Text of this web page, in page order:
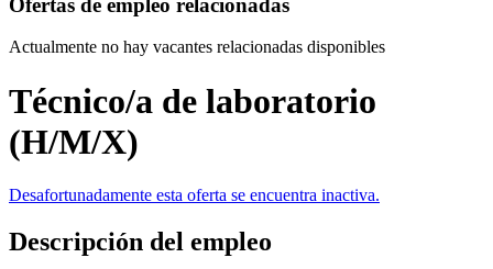
Actualmente no hay vacantes relacionadas disponibles
Técnico/a de laboratorio
(H/M/X)
Desafortunadamente esta oferta se encuentra inactiva.
Descripción del empleo